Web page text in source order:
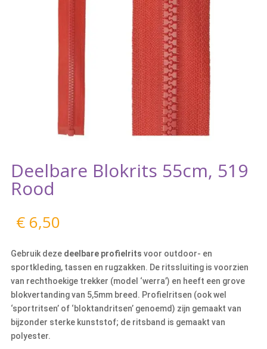
Deelbare Blokrits 55cm, 519
Rood
€6,50
Gebruik deze deelbare profielrits voor outdoor- en
sportkleding, tassen en rugzakken. De ritssluiting is voorzien
van rechthoekige trekker (model ‘werra’) en heeft een grove
blokvertanding van 5,5mm breed. Profielritsen (ook wel
‘sportritsen’ of ‘bloktandritsen’ genoemd) zijn gemaakt van
bijzonder sterke kunststof; de ritsband is gemaakt van
polyester.